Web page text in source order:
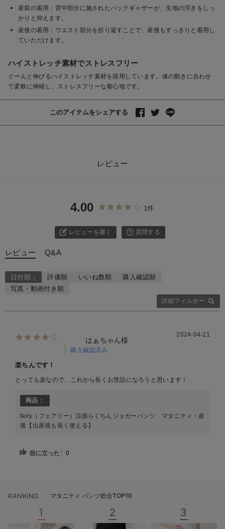
産前の着用：背中部分に施されたバックギャザーが、生地の浮きをしっ
かりと抑えます。
産後の着用：ウエスト部分を折り返すことで、産後もすっきりと着用し
ていただけます。
ハイストレッチ素材でストレスフリー
ぐーんと伸びるハイストレッチ素材を採用しています。体の動きに合わせ
て柔軟に伸縮し、ストレスフリーな着心地です。
このアイテムをシェアする
レビュー
4.00 1件
レビューを書く 質問する
レビュー Q&A
詳細フィルター
日付順 ↓ 評価順 いいね数順
購入確認順
写真・動画付き順
はぁちゃん様
購入確認済み
2024-04-21
楽ちんです！
とっても楽なので、これから長くお世話になろうと思います！
商品：
fairy（フェアリー）涼感らくちんジョガーパンツ マタニティ・産
後【出産後も長く使える】
役に立った 0
RANKING マタニティ パンツ総合TOP10
1 2 3